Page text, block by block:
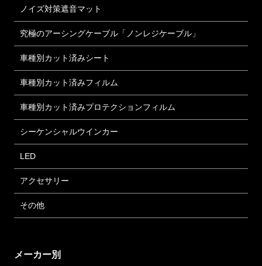
ノイズ対策遮音マット
究極のアーシングケーブル「ノンレジケーブル」
車種別カット済みシート
車種別カット済みフィルム
車種別カット済みプロテクションフィルム
シーケンシャルウインカー
LED
アクセサリー
その他
メーカー別